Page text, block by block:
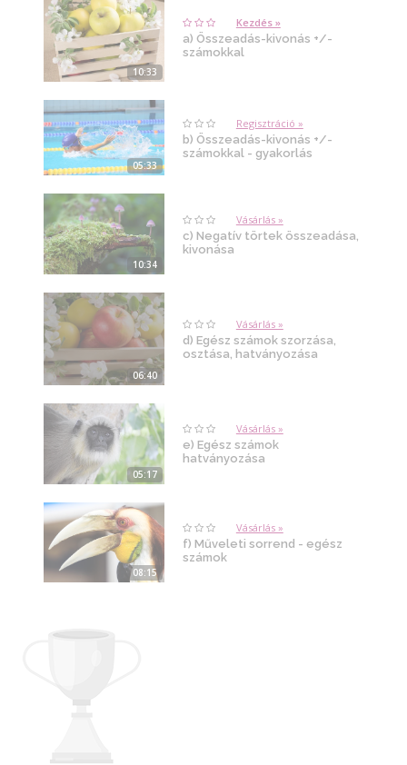
10:33
Kezdés »
a) Összeadás-kivonás +/-
számokkal
05:33
Regisztráció »
b) Összeadás-kivonás +/-
számokkal - gyakorlás
10:34
Vásárlás »
c) Negatív törtek összeadása,
kivonása
06:40
Vásárlás »
d) Egész számok szorzása,
osztása, hatványozása
05:17
Vásárlás »
e) Egész számok
hatványozása
08:15
Vásárlás »
f) Műveleti sorrend - egész
számok